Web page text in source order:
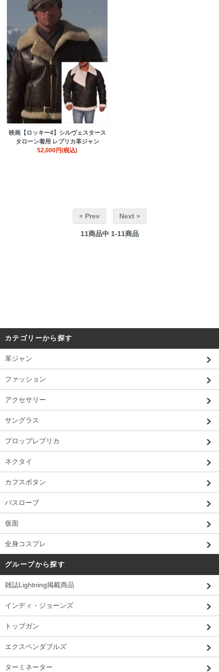
映画【ロッキー4】シルヴェスタース
タローン着用 レプリカ革ジャン
52,000円(税込)
« Prev Next »
11商品中 1-11商品
カテゴリーから探す
革ジャン
ファッション
アクセサリー
サングラス
プロップレプリカ
ネクタイ
カフスボタン
バスローブ
仮面
全身コスプレ
グループから探す
雑誌Lightning掲載商品
インディ・ジョーンズ
トップガン
エクスペンダブルズ
ターミネーター